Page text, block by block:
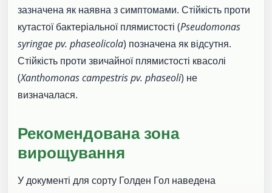
зазначена як наявна з симптомами. Стійкість проти
кутастої бактеріальної плямистості (Pseudomonas
syringae pv. phaseolicola) позначена як відсутня.
Стійкість проти звичайної плямистості квасолі
(Xanthomonas campestris pv. phaseoli) не
визначалася.
Рекомендована зона
вирощування
У документі для сорту Голден Гол наведена